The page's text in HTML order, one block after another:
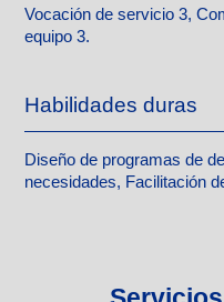
Vocación de servicio 3,
equipo 3.
Habilidades duras
Diseño de programas de
necesidades, Facilitación